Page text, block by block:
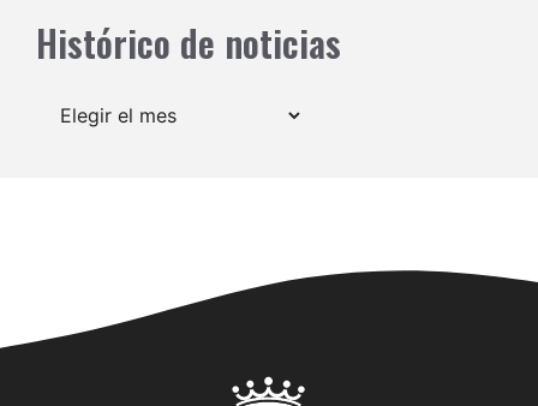
Histórico de noticias
Archivos